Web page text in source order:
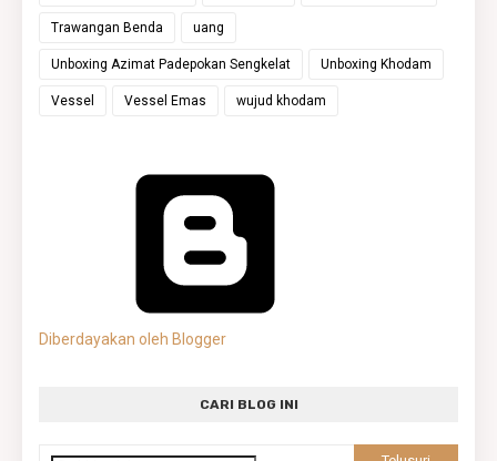
Trawangan Benda uang
Unboxing Azimat Padepokan Sengkelat Unboxing Khodam
Vessel Vessel Emas wujud khodam
Diberdayakan oleh Blogger
CARI BLOG INI